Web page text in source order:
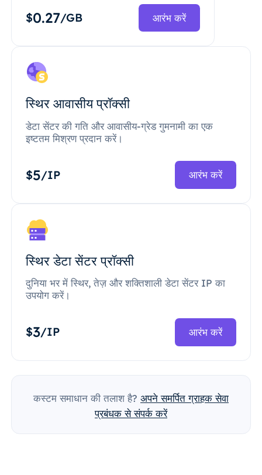
$0.27/GB आरंभ करें
स्थिर आवासीय प्रॉक्सी
डेटा सेंटर की गति और आवासीय-ग्रेड गुमनामी का एक
इष्टतम मिश्रण प्रदान करें।
$5/IP आरंभ करें
स्थिर डेटा सेंटर प्रॉक्सी
दुनिया भर में स्थिर, तेज़ और शक्तिशाली डेटा सेंटर IP का
उपयोग करें।
$3/IP आरंभ करें
कस्टम समाधान की तलाश है? अपने समर्पित ग्राहक सेवा
प्रबंधक से संपर्क करें